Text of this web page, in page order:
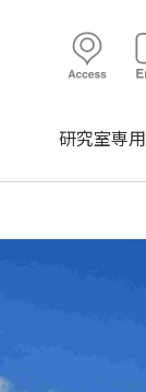
研究室専用